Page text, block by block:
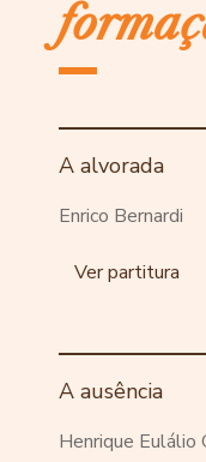
A alvorada
Enrico Bernardi
Ver partitura
A ausência
Henrique Eulálio